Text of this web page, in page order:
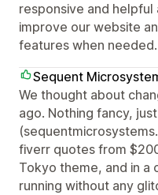
responsive and
improve our website
features when
Sequent
We thought about
ago. Nothing fancy,
fiverr quotes from
Tokyo theme, and in a
running without any